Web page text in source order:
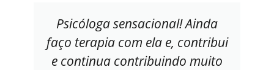
Psicóloga sensacional! Ainda
faço terapia com ela e, contribui
e continua contribuindo muito